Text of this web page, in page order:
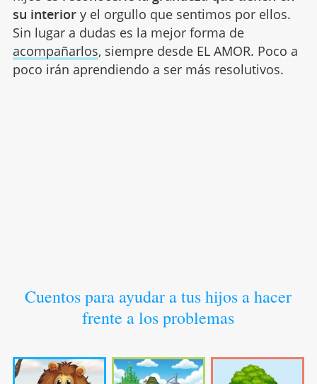
su interiory el orgullo que sentimos por ellos.
Sin lugar a dudas es la mejor forma de
acompañarlos, siempre desde EL AMOR. Poco a
poco irán aprendiendo a ser más resolutivos.
Cuentos para ayudar a tus hijos a hacer
frente a los problemas